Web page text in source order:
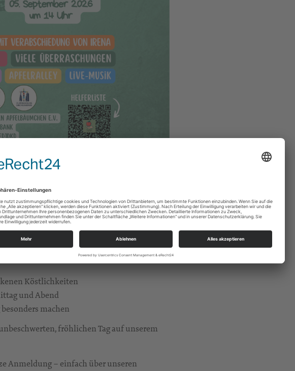
wir gemeinsam den
und der Verabschiedung von Irena
Köstlichkeiten
und Abend
besonders machen
fröhlichen Tag auf unserem
Anmeldung – einfach über unseren